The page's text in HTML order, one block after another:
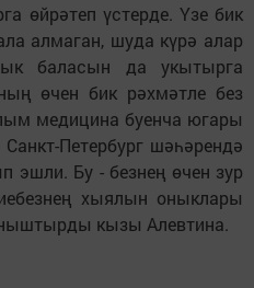
өйрәтеп үстерде. Үзе бик
алмаган, шуда күрә алар
баласын да укытырга
өчен бик рәхмәтле без
медицина буенча югары
Петербург шәһәрендә
эшли. Бу - безнең өчен зур
хыялын оныклары
кызы Алевтина.